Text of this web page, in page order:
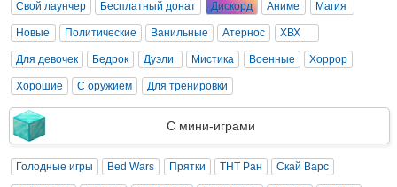
Свой лаунчер Бесплатный донат Дискорд Аниме Магия
Новые Политические Ванильные Атернос ХВХ
Для девочек Бедрок Дуэли Мистика Военные Хоррор
Хорошие С оружием Для тренировки
С мини-играми
Голодные игры Bed Wars Прятки ТНТ Ран Скай Варс